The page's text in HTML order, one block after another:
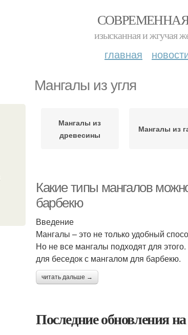
изысканная и жгучая
главная
Мангалы из угля
Мангалы из
древесины
Мангалы из
Какие типы мангалов
барбекю
Введение
Мангалы – это не только удобный
Но не все мангалы подходят для
для беседок с мангалом для барбекю.
читать дальше →
Последние обновления на